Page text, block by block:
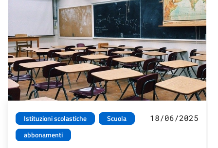
Istituzioni scolastiche
Scuola
abbonamenti
18/06/2025